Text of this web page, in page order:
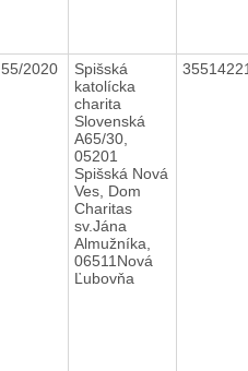
55/2020
Spišská
katolícka
charita
Slovenská
A65/30,
05201
Spišská Nová
Ves, Dom
Charitas
sv.Jána
Almužníka,
06511Nová
Ľubovňa